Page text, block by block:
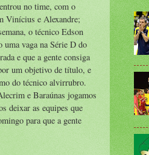
no time, com o
Vinícius e Alexandre;
o técnico Edson
vaga na Série D do
e que a gente consiga
um objetivo de título, e
do técnico alvirrubro.
e Baraúnas jogamos
deixar as equipes que
para que a gente